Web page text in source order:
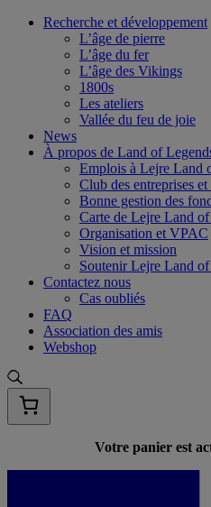
Skip
Recherche et développement
L’âge de pierre
L’âge du fer
L’âge des Vikings
1800s
Les ateliers
Vallée du feu de joie
News
À propos de Land of
Emplois à Lejre Land
Club des entreprises et
Bonne gestion des
Carte de Lejre Land
Organisation et VPAC
Vision et mission
Soutenir Lejre Land
Contactez nous
Cas oubliés
FAQ
Association des amis
Webshop
Votre panier est